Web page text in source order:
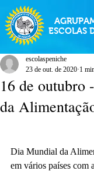
ESCOLAS
16 de
da
escolaspeniche
23 de out. de 2020 1
Dia Mundial da
em vários países com